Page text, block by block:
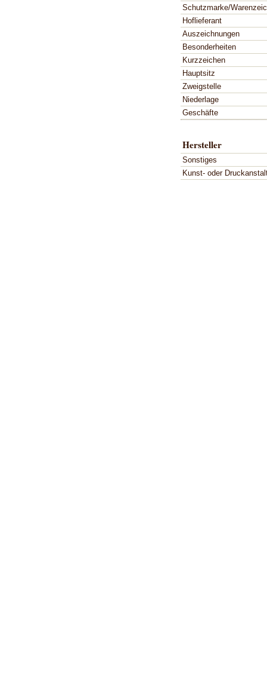
Schutzmarke/
Hoflieferant
Auszeichnungen
Besonderheiten
Kurzzeichen
Hauptsitz
Zweigstelle
Niederlage
Geschäfte
Hersteller
Sonstiges
Kunst- oder